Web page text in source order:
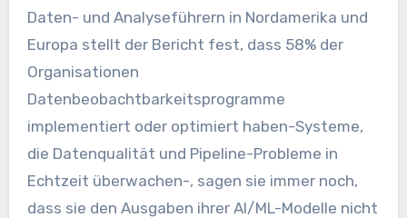
Daten- und Analyseführern in Nordamerika und
Europa stellt der Bericht fest, dass 58% der
Organisationen
Datenbeobachtbarkeitsprogramme
implementiert oder optimiert haben-Systeme,
die Datenqualität und Pipeline-Probleme in
Echtzeit überwachen-, sagen sie immer noch,
dass sie den Ausgaben ihrer AI/ML-Modelle nicht